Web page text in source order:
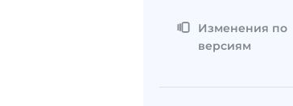
Изменения по
версиям